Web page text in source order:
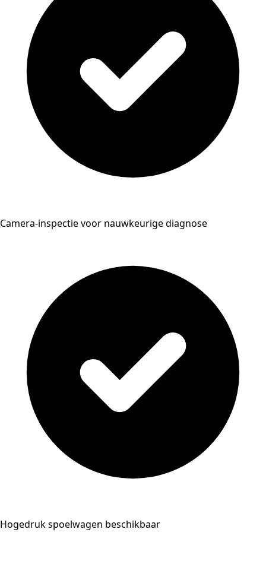
Camera-inspectie voor nauwkeurige diagnose
Hogedruk spoelwagen beschikbaar